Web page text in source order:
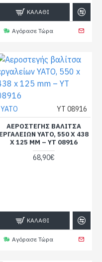
ΚΑΛΆΘΙ
Αγόρασε Τώρα
YATO YT 08916
ΑΕΡΟΣΤΕΓΉΣ ΒΑΛΊΤΣΑ
ΕΡΓΑΛΕΊΩΝ YATO, 550 X 438
X 125 MM – YT 08916
68,90€
ΚΑΛΆΘΙ
Αγόρασε Τώρα